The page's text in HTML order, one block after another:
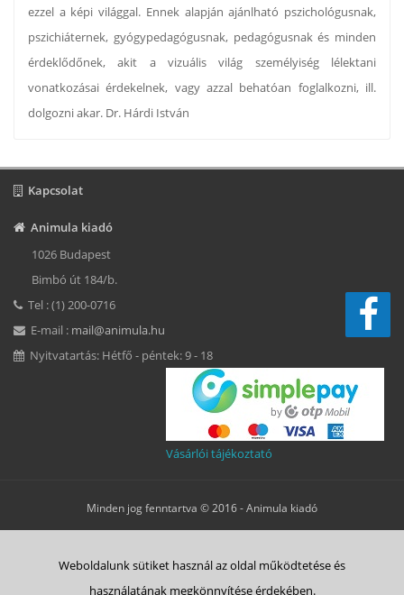
ezzel a képi világgal. Ennek alapján ajánlható pszichológusnak,
pszichiáternek, gyógypedagógusnak, pedagógusnak és minden
érdeklődőnek, akit a vizuális világ személyiség lélektani
vonatkozásai érdekelnek, vagy azzal behatóan foglalkozni, ill.
dolgozni akar. Dr. Hárdi István
Kapcsolat
Animula kiadó
1026 Budapest
Bimbó út 184/b.
Tel : (1) 200-0716
E-mail : mail@animula.hu
Nyitvatartás: Hétfő - péntek: 9 - 18
Vásárlói tájékoztató
Minden jog fenntartva © 2016 -Animula kiadó
ÁSZF Adatkezelési tájékoztató Süti tájékoztató Szerzői jog
Weboldalunk sütiket használ az oldal működtetése és
használatának megkönnyítése érdekében.